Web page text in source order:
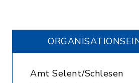
Amt Selent/Schlesen